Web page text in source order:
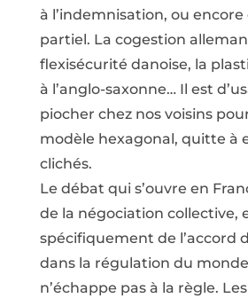
à l’indemnisation, ou
partiel. La cogestion
flexisécurité danoise, la
à l’anglo-saxonne… Il est
piocher chez nos voisins
modèle hexagonal, quitte à
clichés.
Le débat qui s’ouvre en
de la négociation collective,
spécifiquement de l’accord
dans la régulation du
n’échappe pas à la règle.